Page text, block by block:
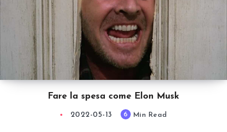
Fare la spesa come Elon Musk
2022-05-13 6 Min Read